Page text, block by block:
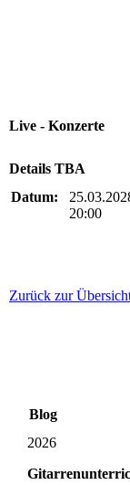
Live - Konzerte
Details TBA
Datum:
20:00
Zurück zur
Blog
2026